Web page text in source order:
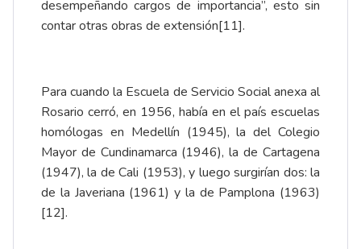
desempeñando cargos de importancia”, esto sin
contar otras obras de extensión[11].
Para cuando la Escuela de Servicio Social anexa al
Rosario cerró, en 1956, había en el país escuelas
homólogas en Medellín (1945), la del Colegio
Mayor de Cundinamarca (1946), la de Cartagena
(1947), la de Cali (1953), y luego surgirían dos: la
de la Javeriana (1961) y la de Pamplona (1963)
[12].